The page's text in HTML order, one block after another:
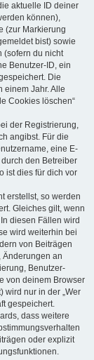
aktuelle ID deiner
können),
(zur Markierung
bist) sowie
(sofern du nicht
Benutzer-ID, ein
Die
einem Jahr. Alle
Cookies löschen“
der Registrierung,
angibst. Für die
eine E-
den Betreiber
ist dies für dich vor
erstellst, so werden
Gleiches gilt, wenn
diesen Fällen wird
wird weiterhin bei
von Beiträgen
Änderungen an
Benutzer-
von deinem Browser
wird nur in der „Wer
gespeichert.
dass weitere
oder explizit